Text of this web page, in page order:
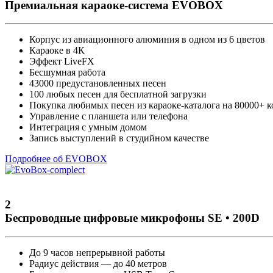
Премиальная караоке-система EVOBOX
Корпус из авиационного алюминия в одном из 6 цветов
Караоке в 4К
Эффект LiveFX
Бесшумная работа
43000 предустановленных песен
100 любых песен для бесплатной загрузки
Покупка любимых песен из караоке-каталога на 80000+
Управление с планшета или телефона
Интеграция с умным домом
Запись выступлений в студийном качестве
Подробнее об EVOBOX
2
Беспроводные цифровые микрофоны SE • 200D
До 9 часов непрерывной работы
Радиус действия — до 40 метров